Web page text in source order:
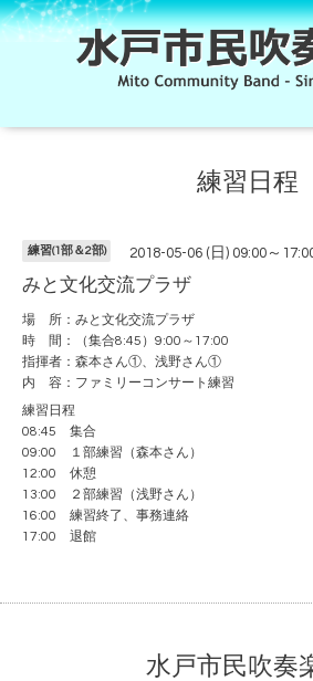
練習日程
練習(1部＆2部) 2018-05-06 (日) 09:00～
みと文化交流プラザ
場 所：みと文化交流プラザ
時 間：（集合8:45）9:00～17:00
指揮者：森本さん①、浅野さん①
内 容：ファミリーコンサート練習
練習日程
08:45 集合
09:00 １部練習（森本さん）
12:00 休憩
13:00 ２部練習（浅野さん）
16:00 練習終了、事務連絡
17:00 退館
水戸市民吹奏